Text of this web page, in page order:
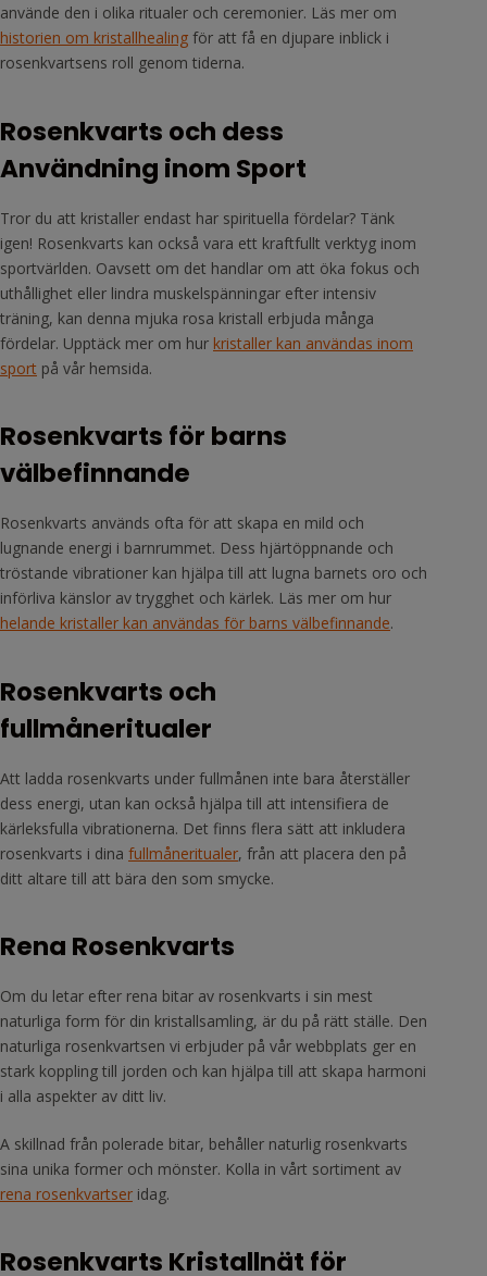
använde den i olika ritualer och ceremonier. Läs mer om
historien om kristallhealing för att få en djupare inblick i
rosenkvartsens roll genom tiderna.
Rosenkvarts och dess
Användning inom Sport
Tror du att kristaller endast har spirituella fördelar? Tänk
igen! Rosenkvarts kan också vara ett kraftfullt verktyg inom
sportvärlden. Oavsett om det handlar om att öka fokus och
uthållighet eller lindra muskelspänningar efter intensiv
träning, kan denna mjuka rosa kristall erbjuda många
fördelar. Upptäck mer om hur kristaller kan användas inom
sport på vår hemsida.
Rosenkvarts för barns
välbefinnande
Rosenkvarts används ofta för att skapa en mild och
lugnande energi i barnrummet. Dess hjärtöppnande och
tröstande vibrationer kan hjälpa till att lugna barnets oro och
införliva känslor av trygghet och kärlek. Läs mer om hur
helande kristaller kan användas för barns välbefinnande.
Rosenkvarts och
fullmåneritualer
Att ladda rosenkvarts under fullmånen inte bara återställer
dess energi, utan kan också hjälpa till att intensifiera de
kärleksfulla vibrationerna. Det finns flera sätt att inkludera
rosenkvarts i dina fullmåneritualer, från att placera den på
ditt altare till att bära den som smycke.
Rena Rosenkvarts
Om du letar efter rena bitar av rosenkvarts i sin mest
naturliga form för din kristallsamling, är du på rätt ställe. Den
naturliga rosenkvartsen vi erbjuder på vår webbplats ger en
stark koppling till jorden och kan hjälpa till att skapa harmoni
i alla aspekter av ditt liv.
A skillnad från polerade bitar, behåller naturlig rosenkvarts
sina unika former och mönster. Kolla in vårt sortiment av
rena rosenkvartser idag.
Rosenkvarts Kristallnät för